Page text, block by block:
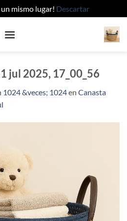
mismo lugar! Descartar
jul 2025, 17_00_56
1024 &veces; 1024en Canasta